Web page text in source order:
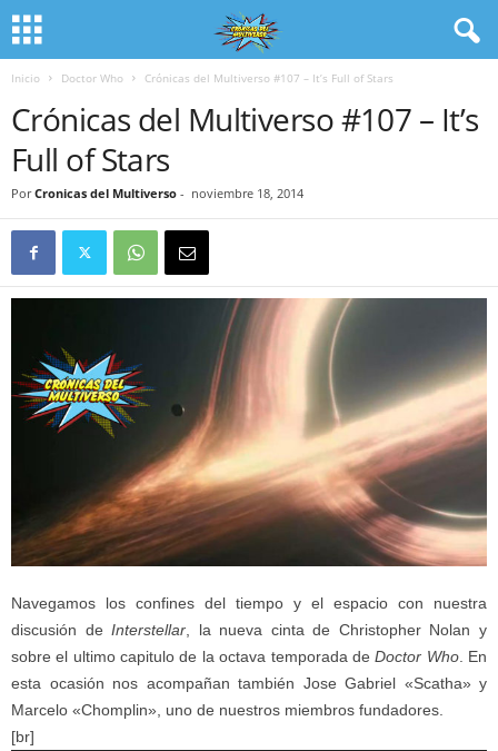
Inicio Doctor Who Crónicas del Multiverso #107 – It’s Full of Stars
Crónicas del Multiverso #107 – It’s
Full of Stars
Por Cronicas del Multiverso - noviembre 18, 2014
Navegamos los confines del tiempo y el espacio con nuestra
discusión deInterstellar , la nueva cinta de Christopher Nolan y
sobre el ultimo capitulo de la octava temporada deDoctor Who. En
esta ocasión nos acompañan también Jose Gabriel «Scatha» y
Marcelo «Chomplin», uno de nuestros miembros fundadores.
[br]